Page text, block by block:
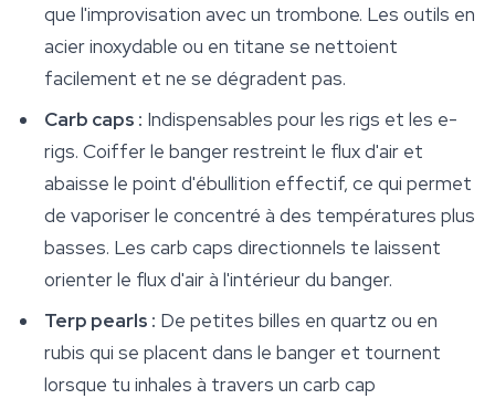
que l'improvisation avec un trombone. Les outils en
acier inoxydable ou en titane se nettoient
facilement et ne se dégradent pas.
Carb caps : Indispensables pour les rigs et les e-
rigs. Coiffer le banger restreint le flux d'air et
abaisse le point d'ébullition effectif, ce qui permet
de vaporiser le concentré à des températures plus
basses. Les carb caps directionnels te laissent
orienter le flux d'air à l'intérieur du banger.
Terp pearls : De petites billes en quartz ou en
rubis qui se placent dans le banger et tournent
lorsque tu inhales à travers un carb cap